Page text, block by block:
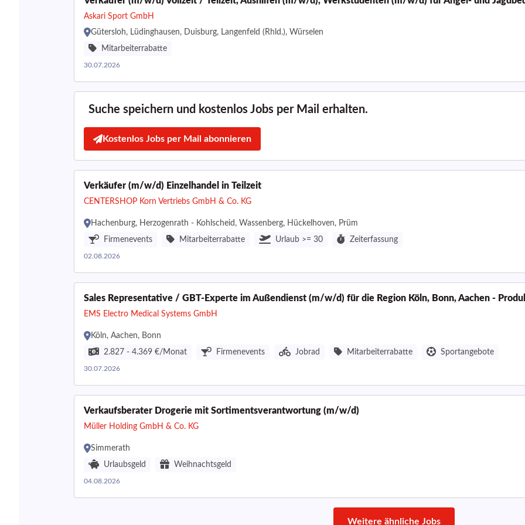
Askari Sport GmbH
Gütersloh, Lüdinghausen, Duisburg, Langenfeld (Rhld.), Würselen
Mitarbeiterrabatte
30.07.2026
Suche speichern und kostenlos Jobs per Mail erhalten.
Kostenlos Jobs per Mail abonnieren
Verkäufer (m/w/d) Einzelhandel in Teilzeit
CENTERSHOP Korn Vertriebs GmbH & Co. KG
Hachenburg, Herzogenrath - Kohlscheid, Wassenberg, Hückelhoven, Prüm
Firmenevents
Mitarbeiterrabatte Urlaub >= 30 Zeiterfassung
02.08.2026
Sales Representative / GBT-Experte im Außendienst (m/w/d) für die Region Köln, Bonn, Aachen -
EMS Electro Medical Systems GmbH
Köln, Aachen, Bonn
2.827 - 4.369 €/Monat
Firmenevents Jobrad Mitarbeiterrabatte Sportangebote
30.07.2026
Verkaufsberater Drogerie mit Sortimentsverantwortung (m/w/d)
Müller Holding GmbH & Co. KG
Simmerath
Urlaubsgeld
Weihnachtsgeld
04.08.2026
Weitere ähnliche Jobs